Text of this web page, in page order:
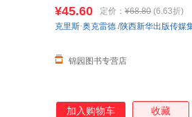
如需请联系在线客服
¥45.60 定价： ¥68.80 (6.63折)
锦园图书专营店
克里斯·奥克雷德 /陕西新华出版传媒
加入购物车 收藏